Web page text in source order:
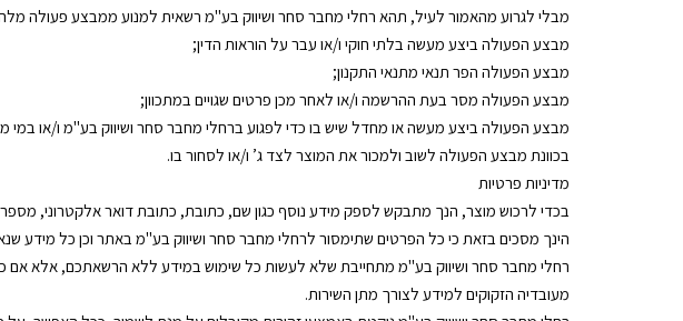
מבלי לגרוע מהאמור לעיל, תהא רחלי מחבר סחר ושיווק בע"מ רשאית למנוע ממבצע פעולה
מבצע הפעולה ביצע מעשה בלתי חוקי ו/או עבר על הוראות הדין;
מבצע הפעולה הפר תנאי מתנאי התקנון;
מבצע הפעולה מסר בעת ההרשמה ו/או לאחר מכן פרטים שגויים במתכוון;
מבצע הפעולה ביצע מעשה או מחדל שיש בו כדי לפגוע ברחלי מחבר סחר ושיווק בע"מ ו/או במי
בכוונת מבצע הפעולה לשוב ולמכור את המוצר לצד ג’ ו/או לסחור בו.
מדיניות פרטיות
בכדי לרכוש מוצר, הנך מתבקש לספק מידע נוסף כגון שם, כתובת, כתובת דואר אלקטרוני, מספר
הינך מסכים בזאת כי כל הפרטים שתימסור לרחלי מחבר סחר ושיווק בע"מ באתר וכן כל מידע
רחלי מחבר סחר ושיווק בע"מ מתחייבת שלא לעשות כל שימוש במידע ללא הרשאתכם, אלא אם
מעובדיה הזקוקים למידע לצורך מתן השירות.